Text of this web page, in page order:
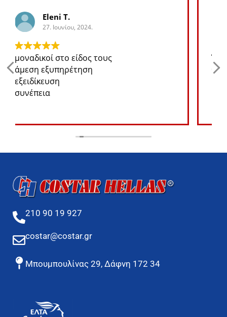
George K.
27. Ιουνίου, 2024.
Ότι ανταλλακτικό χρειάζομαι για το jeep
θα το βρω σε καλή τιμή
210 90 19 927
costar@costar.gr
Μπουμπουλίνας 29, Δάφνη 172 34